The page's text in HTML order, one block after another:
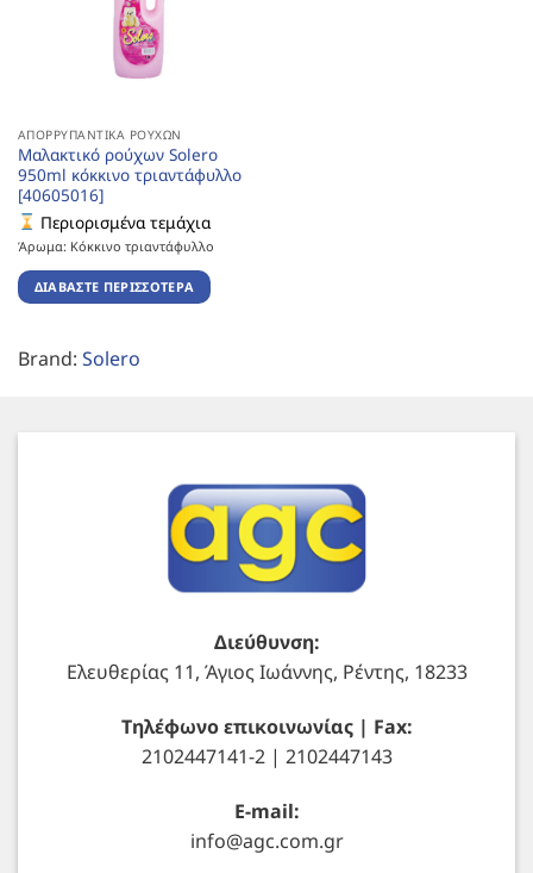
ΑΠΟΡΡΥΠΑΝΤΙΚΆ ΡΟΎΧΩΝ
Μαλακτικό ρούχων Solero
950ml κόκκινο τριαντάφυλλο
[40605016]
Περιορισμένα τεμάχια
Άρωμα: Κόκκινο τριαντάφυλλο
ΔΙΑΒΆΣΤΕ ΠΕΡΙΣΣΌΤΕΡΑ
Brand: Solero
Διεύθυνση:
Ελευθερίας 11, Άγιος Ιωάννης, Ρέντης, 18233
Τηλέφωνο επικοινωνίας | Fax:
2102447141-2 | 2102447143
E-mail:
info@agc.com.gr